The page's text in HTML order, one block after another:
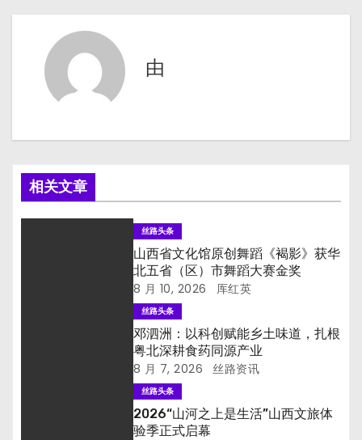
导
航
由
相关文章
丝路头条
山西省文化馆原创舞蹈《褐影》获华
北五省（区）市舞蹈大赛金奖
8 月 10, 2026 厍红英
丝路头条
邓泗洲：以科创赋能乡土味道，扎根
粤北深耕食药同源产业
8 月 7, 2026 丝路资讯
丝路头条
2026“山河之上是生活”山西文旅体
验季正式启幕